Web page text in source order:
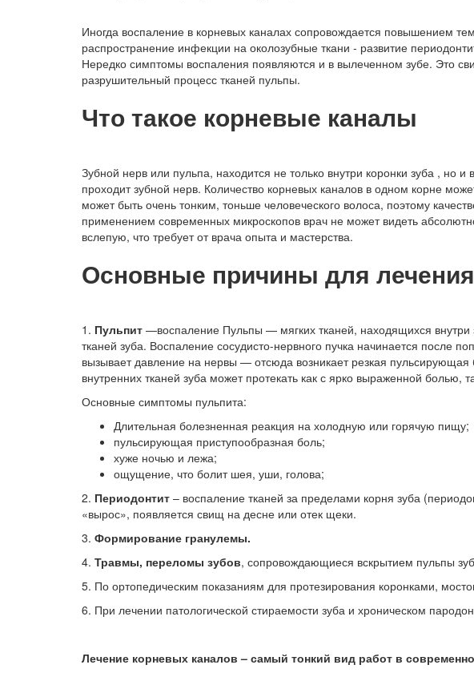
Иногда воспаление в корневых каналах сопровождается повышением
распространение инфекции на околозубные ткани - развитие
Нередко симптомы воспаления появляются и в вылеченном зубе. Это
разрушительный процесс тканей пульпы.
Что такое корневые каналы
Зубной нерв или пульпа, находится не только внутри коронки зуба , но
проходит зубной нерв. Количество корневых каналов в одном корне
может быть очень тонким, тоньше человеческого волоса, поэтому
применением современных микроскопов врач не может видеть
вслепую, что требует от врача опыта и мастерства.
Основные причины для
1. Пульпит —воспаление Пульпы — мягких тканей, находящихся внутри
тканей зуба. Воспаление сосудисто-нервного пучка начинается после
вызывает давление на нервы — отсюда возникает резкая
внутренних тканей зуба может протекать как с ярко выраженной
Основные симптомы пульпита:
Длительная болезненная реакция на холодную или горячую пищу;
пульсирующая приступообразная боль;
хуже ночью и лежа;
ощущение, что болит шея, уши, голова;
2. Периодонтит – воспаление тканей за пределами корня зуба
«вырос», появляется свищ на десне или отек щеки.
3. Формирование гранулемы.
4. Травмы, переломы зубов, сопровождающиеся вскрытием пульпы
5. По ортопедическим показаниям для протезирования коронками,
6. При лечении патологической стираемости зуба и хроническом
Лечение корневых каналов – самый тонкий вид работ в